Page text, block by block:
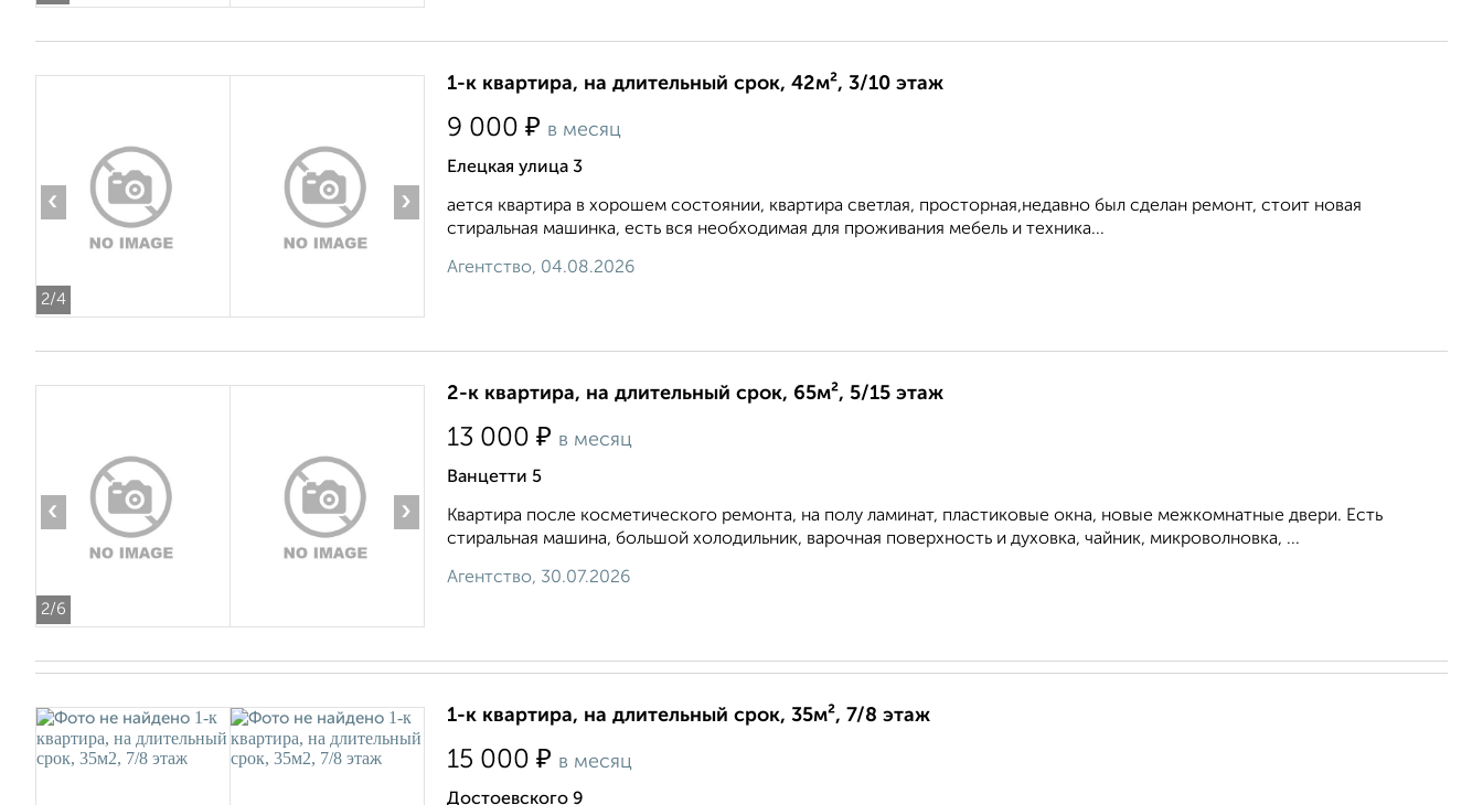
2/4
‹ ›
1-к квартира, на длительный срок, 42м², 3/10 этаж
9 000 ₽ в месяц
Елецкая улица 3
ается квартира в хорошем состоянии, квартира светлая, просторная,недавно был сделан ремонт, стоит новая
стиральная машинка, есть вся необходимая для проживания мебель и техника...
Агентство, 04.08.2026
2/6
‹ ›
2-к квартира, на длительный срок, 65м², 5/15 этаж
13 000 ₽ в месяц
Ванцетти 5
Квартира после косметического ремонта, на полу ламинат, пластиковые окна, новые межкомнатные двери. Есть
стиральная машина, большой холодильник, варочная поверхность и духовка, чайник, микроволновка, ...
Агентство, 30.07.2026
1-к квартира, на длительный срок, 35м², 7/8 этаж
15 000 ₽ в месяц
Достоевского 9